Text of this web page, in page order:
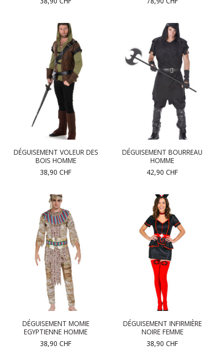
DÉGUISEMENT VOLEUR DES
BOIS HOMME
38,90 CHF
DÉGUISEMENT BOURREAU
HOMME
42,90 CHF
DÉGUISEMENT MOMIE
EGYPTIENNE HOMME
38,90 CHF
DÉGUISEMENT INFIRMIÈRE
NOIRE FEMME
38,90 CHF